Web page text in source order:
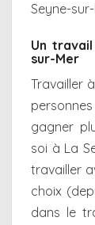
Seyne-sur-
Un
sur-Mer
Travailler
gagner
soi à La
travailler
choix
dans le